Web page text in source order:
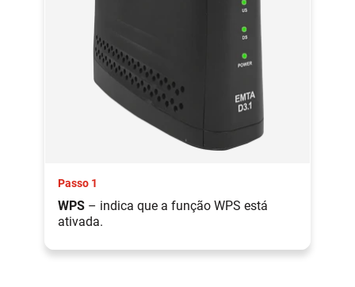
Passo 1
WPS – indica que a função WPS está
ativada.